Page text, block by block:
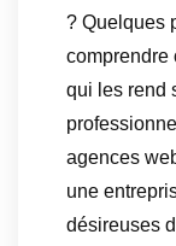
? Quelques
comprendre
qui les rend
agences
une
désireuses